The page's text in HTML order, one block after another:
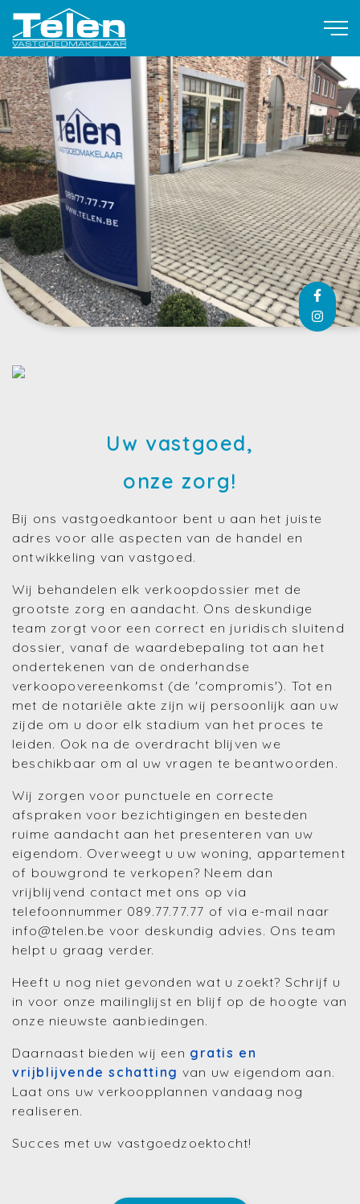
Uw vastgoed,
onze zorg!
Bij ons vastgoedkantoor bent u aan het juiste
adres voor alle aspecten van de handel en
ontwikkeling van vastgoed.
Wij behandelen elk verkoopdossier met de
grootste zorg en aandacht. Ons deskundige
team zorgt voor een correct en juridisch sluitend
dossier, vanaf de waardebepaling tot aan het
ondertekenen van de onderhandse
verkoopovereenkomst (de 'compromis'). Tot en
met de notariële akte zijn wij persoonlijk aan uw
zijde om u door elk stadium van het proces te
leiden. Ook na de overdracht blijven we
beschikbaar om al uw vragen te beantwoorden.
Wij zorgen voor punctuele en correcte
afspraken voor bezichtigingen en besteden
ruime aandacht aan het presenteren van uw
eigendom. Overweegt u uw woning, appartement
of bouwgrond te verkopen? Neem dan
vrijblijvend contact met ons op via
telefoonnummer 089.77.77.77 of via e-mail naar
info@telen.be voor deskundig advies. Ons team
helpt u graag verder.
Heeft u nog niet gevonden wat u zoekt? Schrijf u
in voor onze mailinglijst en blijf op de hoogte van
onze nieuwste aanbiedingen.
Daarnaast bieden wij een gratis en
vrijblijvende schatting van uw eigendom aan.
Laat ons uw verkoopplannen vandaag nog
realiseren.
Succes met uw vastgoedzoektocht!